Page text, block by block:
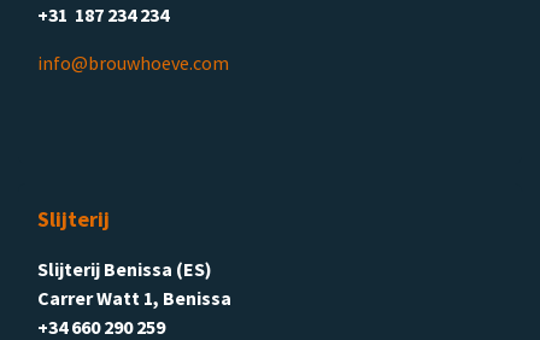
+31 187 234 234
info@brouwhoeve.com
Slijterij
Slijterij Benissa (ES)
Carrer Watt 1, Benissa
+34 660 290 259